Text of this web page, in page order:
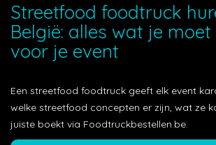
Streetfood foodtruck
België: alles wat je moet
voor je event
Een streetfood foodtruck geeft elk event
welke streetfood concepten er zijn, wat ze
juiste boekt via Foodtruckbestellen.be.